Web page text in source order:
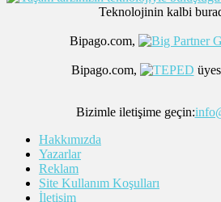
Teknolojinin kalbi
Bipago.com,
Bipago.com,
Bizimle iletişime geçin:
Hakkımızda
Yazarlar
Reklam
Site Kullanım Koşulları
İletişim